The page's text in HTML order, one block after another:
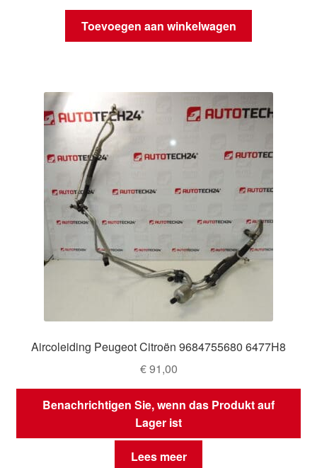
Toevoegen aan winkelwagen
Aircoleiding Peugeot Citroën 9684755680 6477H8
€91,00
Benachrichtigen Sie, wenn das Produkt auf
Lager ist
Lees meer